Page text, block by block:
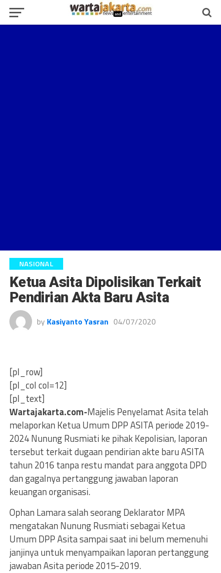
NASIONAL
Ketua Asita Dipolisikan Terkait
Pendirian Akta Baru Asita
by Kasiyanto Yasran 04/07/2020
[pl_row]
[pl_col col=12]
[pl_text]
Wartajakarta.com-Majelis Penyelamat Asita telah
melaporkan Ketua Umum DPP ASITA periode 2019-
2024 Nunung Rusmiati ke pihak Kepolisian, laporan
tersebut terkait dugaan pendirian akte baru ASITA
tahun 2016 tanpa restu mandat para anggota DPD
dan gagalnya pertanggung jawaban laporan
keuangan organisasi.
Ophan Lamara salah seorang Deklarator MPA
mengatakan Nunung Rusmiati sebagai Ketua
Umum DPP Asita sampai saat ini belum memenuhi
janjinya untuk menyampaikan laporan pertanggung
jawaban Asita periode 2015-2019.